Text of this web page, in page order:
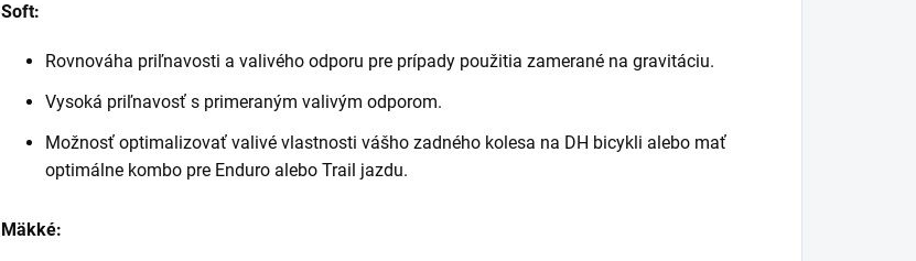
Soft:
Rovnováha priľnavosti a valivého odporu pre prípady použitia zamerané na gravitáciu.
Vysoká priľnavosť s primeraným valivým odporom.
Možnosť optimalizovať valivé vlastnosti vášho zadného kolesa na DH bicykli alebo mať
optimálne kombo pre Enduro alebo Trail jazdu.
Mäkké: